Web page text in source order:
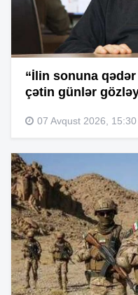
“İlin sonuna
çətin günlər
07 Avqust 2026, 15:30